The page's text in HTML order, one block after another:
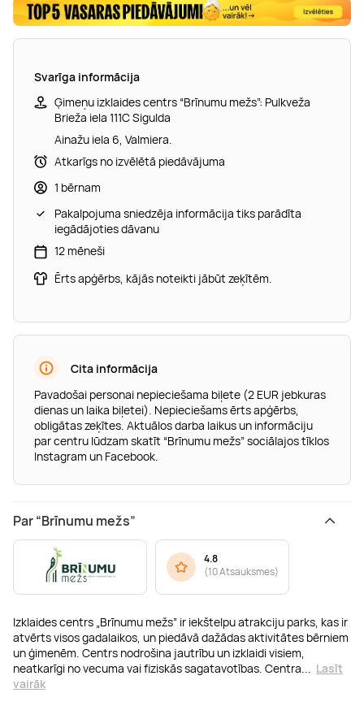
Svarīga informācija
Ģimeņu izklaides centrs “Brīnumu mežs”: Pulkveža
Brieža iela 111C Sigulda
Ainažu iela 6, Valmiera.
Atkarīgs no izvēlētā piedāvājuma
1 bērnam
Pakalpojuma sniedzēja informācija tiks parādīta
iegādājoties dāvanu
12 mēneši
Ērts apģērbs, kājās noteikti jābūt zeķītēm.
Cita informācija
Pavadošai personai nepieciešama biļete (2 EUR jebkuras
dienas un laika biļetei). Nepieciešams ērts apģērbs,
obligātas zeķītes. Aktuālos darba laikus un informāciju
par centru lūdzam skatīt “Brīnumu mežs” sociālajos tīklos
Instagram un Facebook.
Par “Brīnumu mežs”
Izklaides centrs „Brīnumu mežs” ir iekštelpu atrakciju parks, kas ir
atvērts visos gadalaikos, un piedāvā dažādas aktivitātes bērniem
un ģimenēm. Centrs nodrošina jautrību un izklaidi visiem,
neatkarīgi no vecuma vai fiziskās sagatavotības. Centra... Lasīt
vairāk
4.8
(10 Atsauksmes)